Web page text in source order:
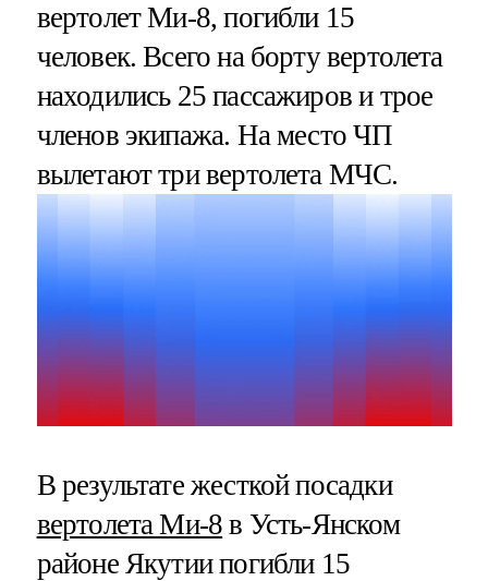
вертолет Ми-8, погибли 15
человек. Всего на борту вертолета
находились 25 пассажиров и трое
членов экипажа. На место ЧП
вылетают три вертолета МЧС.
В результате жесткой посадки
вертолета Ми-8 в Усть-Янском
районе Якутии погибли 15